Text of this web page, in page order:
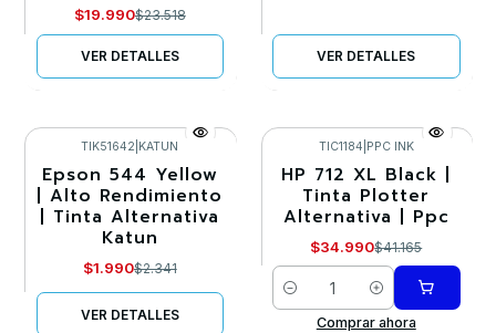
$19.990$23.518
VER DETALLES VER DETALLES
-15%
Agotado
TIK51642 KATUN
Epson 544 Yellow
| Alto Rendimiento
| Tinta Alternativa
Katun
$1.990$2.341
VER DETALLES
-15%
TIC1184 PPC INK
HP 712 XL Black |
Tinta Plotter
Alternativa | Ppc
$34.990$41.165
Cantidad
Comprar ahora